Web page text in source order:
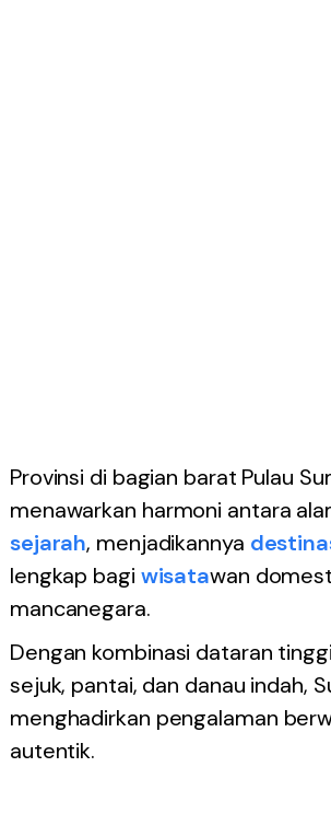
Provinsi di bagian barat Pulau
menawarkan harmoni antara
sejarah, menjadikannya
lengkap bagi wisatawan
mancanegara.
Dengan kombinasi dataran
sejuk, pantai, dan danau indah,
menghadirkan pengalaman
autentik.